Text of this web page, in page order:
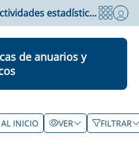
Catálogo de actividades estadísticas
de anuarios y
INICIO VER FILTRAR